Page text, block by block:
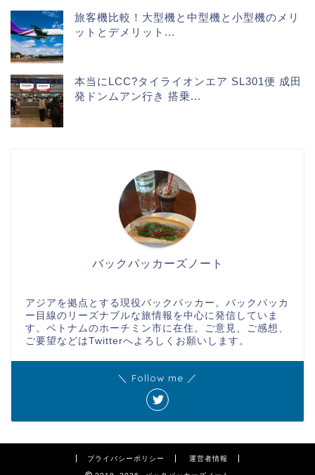
旅客機比較！大型機と中型機と小型機のメリ
ットとデメリット...
本当にLCC?タイライオンエア SL301便 成田
発ドンムアン行き 搭乗...
バックパッカーズノート
アジアを拠点とする現役バックパッカー。バックパッカ
ー目線のリーズナブルな旅情報を中心に発信していま
す。ベトナムのホーチミン市に在住。ご意見、ご感想、
ご要望などはTwitterへよろしくお願いします。
＼ Follow me ／
プライバシーポリシー 運営者情報